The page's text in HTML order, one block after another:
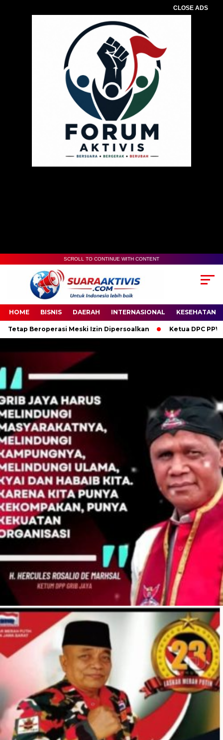
CLOSE ADS
00:00
SCROLL TO CONTINUE WITH CONTENT
HOME BISNIS DAERAH INTERNASIONAL KESEHATAN
Meski Izin Dipersoalkan Ketua DPC PPWI OKI Bersama